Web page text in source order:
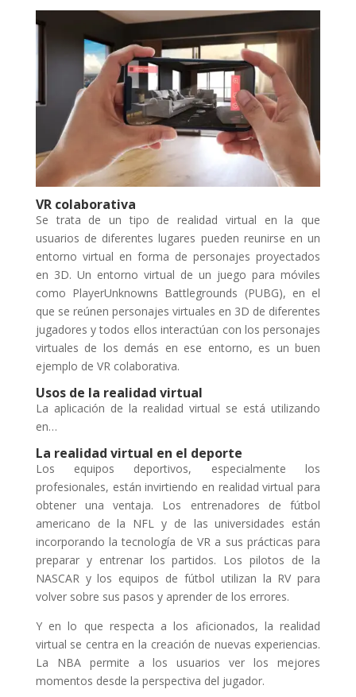
VR colaborativa
Se trata de un tipo de realidad virtual en la que
usuarios de diferentes lugares pueden reunirse en un
entorno virtual en forma de personajes proyectados
en 3D. Un entorno virtual de un juego para móviles
como PlayerUnknowns Battlegrounds (PUBG), en el
que se reúnen personajes virtuales en 3D de diferentes
jugadores y todos ellos interactúan con los personajes
virtuales de los demás en ese entorno, es un buen
ejemplo de VR colaborativa.
Usos de la realidad virtual
La aplicación de la realidad virtual se está utilizando
en…
La realidad virtual en el deporte
Los equipos deportivos, especialmente los
profesionales, están invirtiendo en realidad virtual para
obtener una ventaja. Los entrenadores de fútbol
americano de la NFL y de las universidades están
incorporando la tecnología de VR a sus prácticas para
preparar y entrenar los partidos. Los pilotos de la
NASCAR y los equipos de fútbol utilizan la RV para
volver sobre sus pasos y aprender de los errores.
Y en lo que respecta a los aficionados, la realidad
virtual se centra en la creación de nuevas experiencias.
La NBA permite a los usuarios ver los mejores
momentos desde la perspectiva del jugador.